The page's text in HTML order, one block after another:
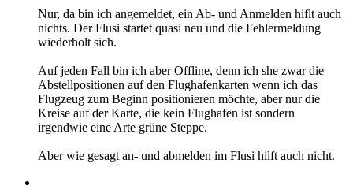
Nur, da bin ich angemeldet, ein Ab- und Anmelden hiflt auch
nichts. Der Flusi startet quasi neu und die Fehlermeldung
wiederholt sich.
Auf jeden Fall bin ich aber Offline, denn ich she zwar die
Abstellpositionen auf den Flughafenkarten wenn ich das
Flugzeug zum Beginn positionieren möchte, aber nur die
Kreise auf der Karte, die kein Flughafen ist sondern
irgendwie eine Arte grüne Steppe.
Aber wie gesagt an- und abmelden im Flusi hilft auch nicht.